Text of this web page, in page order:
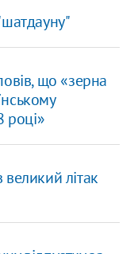
що «зерна
році»
літак